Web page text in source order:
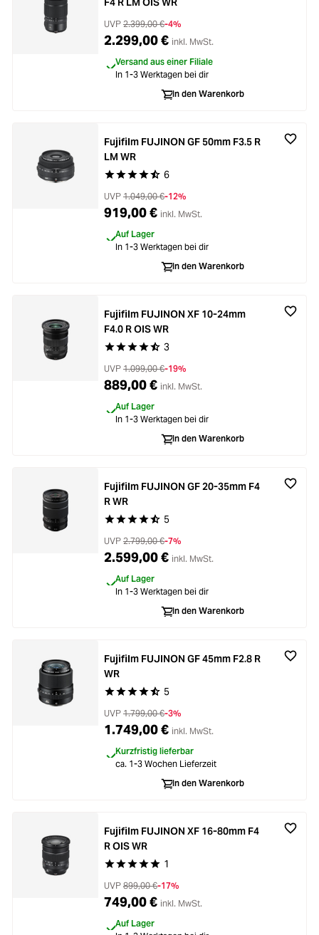
UVP 2.399,00 €-4%
2.299,00 € inkl. MwSt.
Versand aus einer Filiale
In 1-3 Werktagen bei dir
In den Warenkorb
Durchschnittliche Bewertung von 4.3 von 5
6
Fujifilm FUJINON GF 50mm F3.5 R
LM WR
UVP 1.049,00 €-12%
919,00 € inkl. MwSt.
Auf Lager
In 1-3 Werktagen bei dir
In den Warenkorb
Durchschnittliche Bewertung von 4.6 von 5
3
Fujifilm FUJINON XF 10-24mm
F4.0 R OIS WR
UVP 1.099,00 €-19%
889,00 € inkl. MwSt.
Auf Lager
In 1-3 Werktagen bei dir
In den Warenkorb
Durchschnittliche Bewertung von 4.5 von 5
5
Fujifilm FUJINON GF 20-35mm F4
R WR
UVP 2.799,00 €-7%
2.599,00 € inkl. MwSt.
Auf Lager
In 1-3 Werktagen bei dir
In den Warenkorb
Durchschnittliche Bewertung von 4.4 von 5
5
Fujifilm FUJINON GF 45mm F2.8 R
WR
UVP 1.799,00 €-3%
1.749,00 € inkl. MwSt.
Kurzfristig lieferbar
ca. 1-3 Wochen Lieferzeit
In den Warenkorb
Durchschnittliche Bewertung von 5 von 5
1
Fujifilm FUJINON XF 16-80mm F4
R OIS WR
UVP 899,00 €-17%
749,00 € inkl. MwSt.
Auf Lager